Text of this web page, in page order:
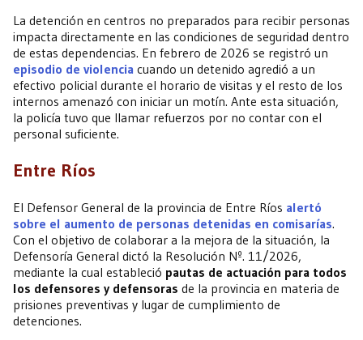
La detención en centros no preparados para recibir personas
impacta directamente en las condiciones de seguridad dentro
de estas dependencias. En febrero de 2026 se registró un
episodio de violencia cuando un detenido agredió a un
efectivo policial durante el horario de visitas y el resto de los
internos amenazó con iniciar un motín. Ante esta situación,
la policía tuvo que llamar refuerzos por no contar con el
personal suficiente.
Entre Ríos
El Defensor General de la provincia de Entre Ríos alertó
sobre el aumento de personas detenidas en comisarías.
Con el objetivo de colaborar a la mejora de la situación, la
Defensoría General dictó la Resolución Nº. 11/2026,
mediante la cual estableció pautas de actuación para todos
los defensores y defensoras de la provincia en materia de
prisiones preventivas y lugar de cumplimiento de
detenciones.